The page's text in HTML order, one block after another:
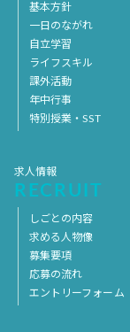
基本方針
一日のながれ
自立学習
ライフスキル
課外活動
年中行事
特別授業・SST
求人情報
RECRUIT
しごとの内容
求める人物像
募集要項
応募の流れ
エントリーフォーム